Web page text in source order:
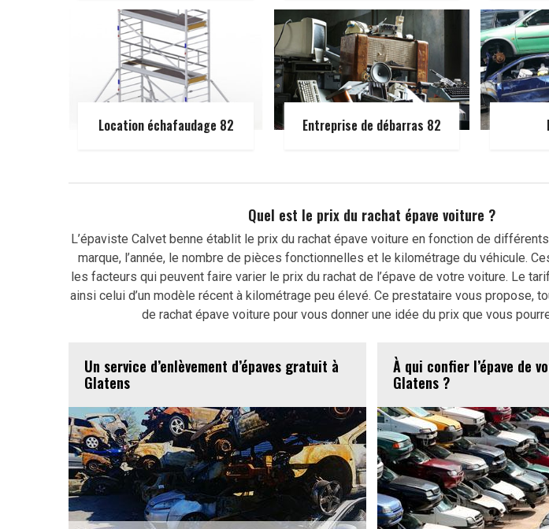
Location échafaudage 82 Entreprise de débarras 82
Quel est le prix du rachat épave voiture ?
L’épaviste Calvet benne établit le prix du rachat épave voiture en fonction de
marque, l’année, le nombre de pièces fonctionnelles et le kilométrage du véhicule.
les facteurs qui peuvent faire varier le prix du rachat de l’épave de votre voiture. Le
ainsi celui d’un modèle récent à kilométrage peu élevé. Ce prestataire vous propose,
de rachat épave voiture pour vous donner une idée du prix que vous
Un service d’enlèvement d’épaves gratuit à
Glatens
À qui confier l’épave de
Glatens ?